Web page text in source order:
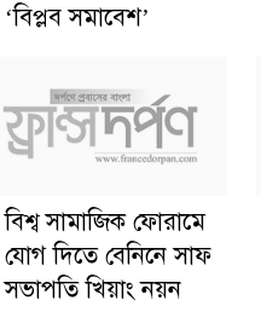
‘বিপ্লব সমাবেশ’
বিশ্ব সামাজিক ফোরামে
যোগ দিতে বেনিনে সাফ
সভাপতি খিয়াং নয়ন